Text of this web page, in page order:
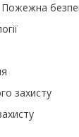
Пожежна
захисту